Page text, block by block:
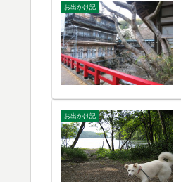
お出かけ記
お出かけ記